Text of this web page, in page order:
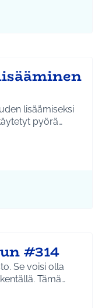
lisäämiseksi
pyörä…
Tuusula
#314
Se voisi olla
Tämä…